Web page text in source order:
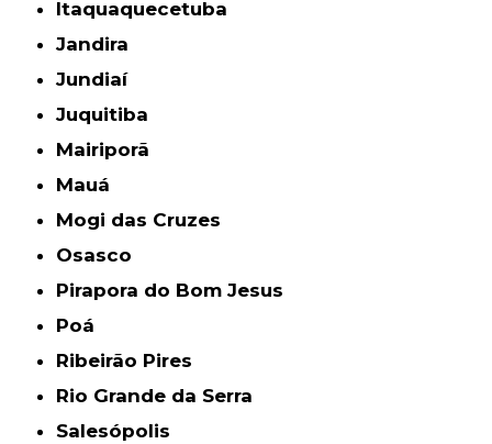
Itaquaquecetuba
Jandira
Jundiaí
Juquitiba
Mairiporã
Mauá
Mogi das Cruzes
Osasco
Pirapora do Bom Jesus
Poá
Ribeirão Pires
Rio Grande da Serra
Salesópolis